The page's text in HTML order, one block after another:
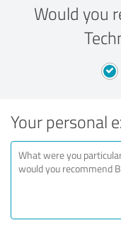
Would you
Your personal